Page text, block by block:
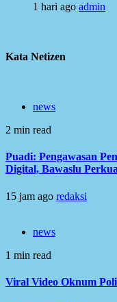
1 hari ago admin
Kata Netizen
news
2 min read
Puadi: Pengawasan
Digital, Bawaslu
15 jam ago redaksi
news
1 min read
Viral Video Oknum